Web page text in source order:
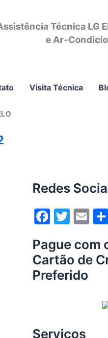
Técnica LG
e Ar-
Visita Técnica
Redes
F
c
e
b
k
T
itt
er
E
ai
l
Pague com
Cartão de
Preferido
Serviços